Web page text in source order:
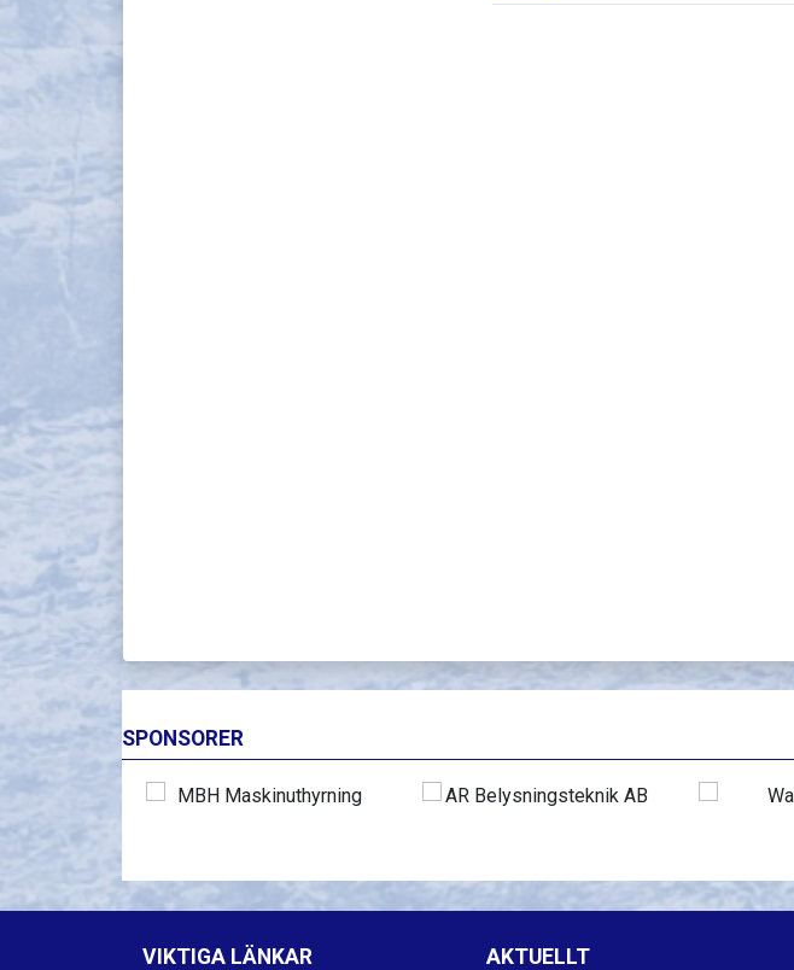
SPONSORER
VIKTIGA LÄNKAR AKTUELLT